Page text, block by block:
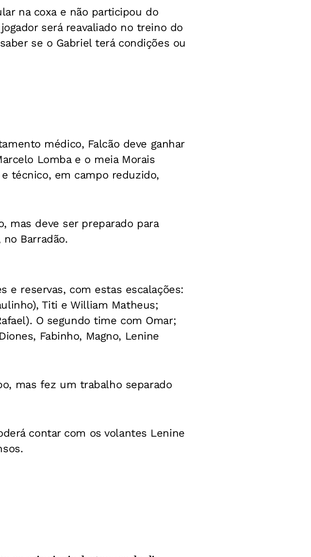
na coxa e não participou do
será reavaliado no treino do
se o Gabriel terá condições ou
médico, Falcão deve ganhar
Lomba e o meia Morais
técnico, em campo reduzido,
mas deve ser preparado para
Barradão.
e reservas, com estas escalações:
Titi e William Matheus;
O segundo time com Omar;
Fabinho, Magno, Lenine
mas fez um trabalho separado
contar com os volantes Lenine